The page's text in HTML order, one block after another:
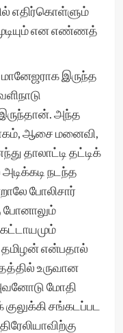
எதிர்கொள்ளும்
என எண்ணத்
மானேஜராக இருந்த
அந்த
ஆசை மனைவி,
தாலாட்டி தட்டிக்
நடந்த
போலிசார்
போனாலும்
தமிழன் என்பதால்
உருவான
மோதி
சங்கடப்பட